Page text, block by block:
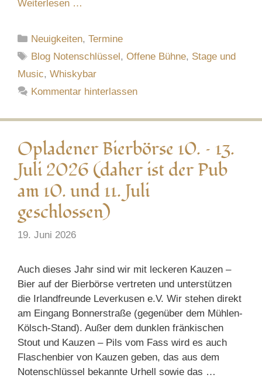
Weiterlesen …
Kategorien
Neuigkeiten,Termine
Schlagwörter
Blog Notenschlüssel,Offene Bühne, Stage und
Music, Whiskybar
Kommentar hinterlassen
Opladener Bierbörse 10. – 13.
Juli 2026 (daher ist der Pub
am 10. und 11. Juli
geschlossen)
19. Juni 2026
Auch dieses Jahr sind wir mit leckeren Kauzen –
Bier auf der Bierbörse vertreten und unterstützen
die Irlandfreunde Leverkusen e.V. Wir stehen direkt
am Eingang Bonnerstraße (gegenüber dem Mühlen-
Kölsch-Stand). Außer dem dunklen fränkischen
Stout und Kauzen – Pils vom Fass wird es auch
Flaschenbier von Kauzen geben, das aus dem
Notenschlüssel bekannte Urhell sowie das …